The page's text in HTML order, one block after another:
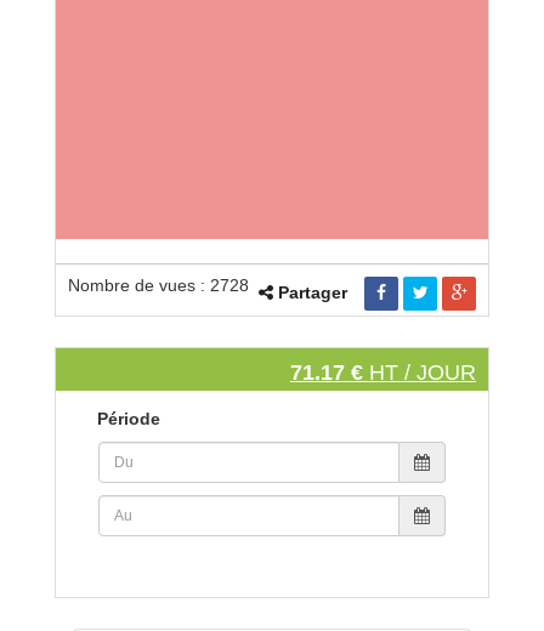
Nombre de vues : 2728 Partager
71.17 € HT / JOUR
Période